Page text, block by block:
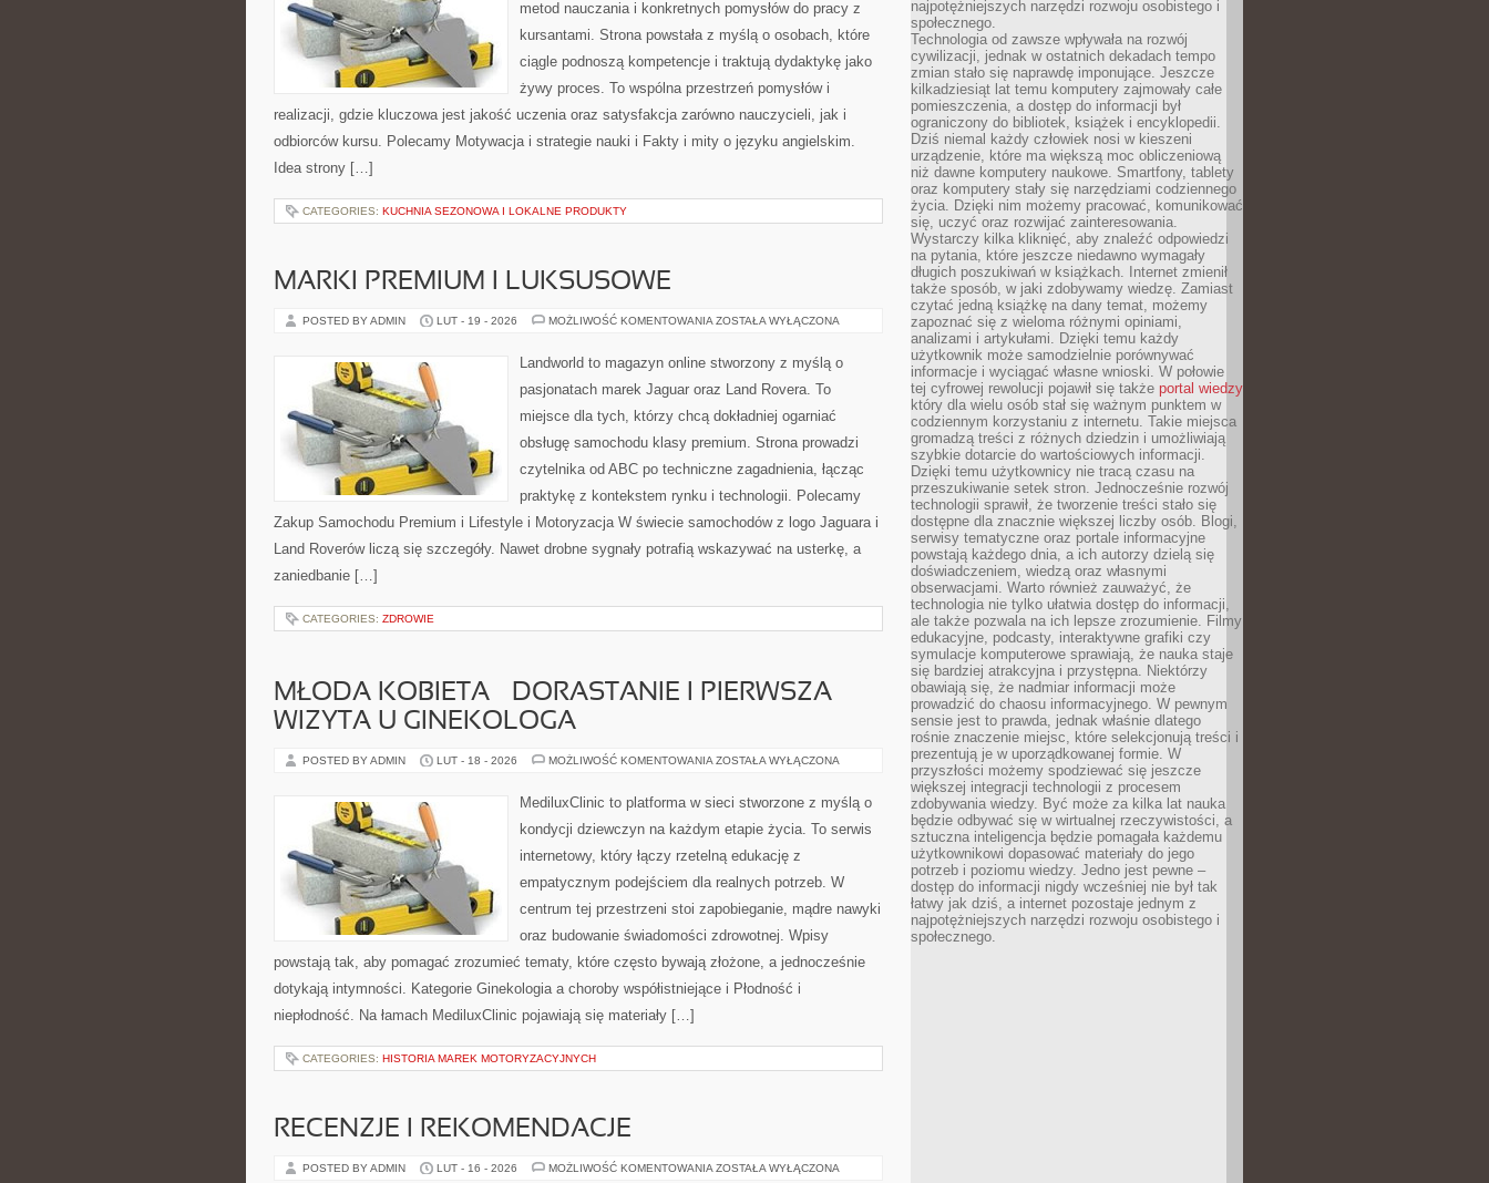
metod nauczania i konkretnych pomysłów do pracy z
kursantami. Strona powstała z myślą o osobach, które
ciągle podnoszą kompetencje i traktują dydaktykę jako
żywy proces. To wspólna przestrzeń pomysłów i
realizacji, gdzie kluczowa jest jakość uczenia oraz satysfakcja zarówno nauczycieli, jak i
odbiorców kursu. Polecamy Motywacja i strategie nauki i Fakty i mity o języku angielskim.
Idea strony […]
CATEGORIES: KUCHNIA SEZONOWA I LOKALNE PRODUKTY
MARKI PREMIUM I LUKSUSOWE
POSTED BY ADMIN LUT - 19 - 2026 MOŻLIWOŚĆ KOMENTOWANIA MARKI
LUKSUSOWE
ZOSTAŁA WYŁĄCZONA
Landworld to magazyn online stworzony z myślą o
pasjonatach marek Jaguar oraz Land Rovera. To
miejsce dla tych, którzy chcą dokładniej ogarniać
obsługę samochodu klasy premium. Strona prowadzi
czytelnika od ABC po techniczne zagadnienia, łącząc
praktykę z kontekstem rynku i technologii. Polecamy
Zakup Samochodu Premium i Lifestyle i Motoryzacja W świecie samochodów z logo Jaguara i
Land Roverów liczą się szczegóły. Nawet drobne sygnały potrafią wskazywać na usterkę, a
zaniedbanie […]
CATEGORIES: ZDROWIE
MŁODA KOBIETA – DORASTANIE I PIERWSZA
WIZYTA U GINEKOLOGA
POSTED BY ADMIN LUT - 18 - 2026 MOŻLIWOŚĆ KOMENTOWANIA MŁODA
DORASTANIE
I
WIZYTA
GINEKOLOGA
ZOSTAŁA WYŁĄCZONA
MediluxClinic to platforma w sieci stworzone z myślą o
kondycji dziewczyn na każdym etapie życia. To serwis
internetowy, który łączy rzetelną edukację z
empatycznym podejściem dla realnych potrzeb. W
centrum tej przestrzeni stoi zapobieganie, mądre nawyki
oraz budowanie świadomości zdrowotnej. Wpisy
powstają tak, aby pomagać zrozumieć tematy, które często bywają złożone, a jednocześnie
dotykają intymności. Kategorie Ginekologia a choroby współistniejące i Płodność i
niepłodność. Na łamach MediluxClinic pojawiają się materiały […]
CATEGORIES: HISTORIA MAREK MOTORYZACYJNYCH
RECENZJE I REKOMENDACJE
POSTED BY ADMIN LUT - 16 - 2026 MOŻLIWOŚĆ KOMENTOWANIA RECENZJE
ZOSTAŁA WYŁĄCZONA
najpotężniejszych narzędzi rozwoju osobistego i
społecznego.
Technologia od zawsze wpływała na rozwój
cywilizacji, jednak w ostatnich dekadach tempo
zmian stało się naprawdę imponujące. Jeszcze
kilkadziesiąt lat temu komputery zajmowały całe
pomieszczenia, a dostęp do informacji był
ograniczony do bibliotek, książek i encyklopedii.
Dziś niemal każdy człowiek nosi w kieszeni
urządzenie, które ma większą moc obliczeniową
niż dawne komputery naukowe. Smartfony, tablety
oraz komputery stały się narzędziami codziennego
życia. Dzięki nim możemy pracować, komunikować
się, uczyć oraz rozwijać zainteresowania.
Wystarczy kilka kliknięć, aby znaleźć odpowiedzi
na pytania, które jeszcze niedawno wymagały
długich poszukiwań w książkach. Internet zmienił
także sposób, w jaki zdobywamy wiedzę. Zamiast
czytać jedną książkę na dany temat, możemy
zapoznać się z wieloma różnymi opiniami,
analizami i artykułami. Dzięki temu każdy
użytkownik może samodzielnie porównywać
informacje i wyciągać własne wnioski. W połowie
tej cyfrowej rewolucji pojawił się także portal wiedzy
który dla wielu osób stał się ważnym punktem w
codziennym korzystaniu z internetu. Takie miejsca
gromadzą treści z różnych dziedzin i umożliwiają
szybkie dotarcie do wartościowych informacji.
Dzięki temu użytkownicy nie tracą czasu na
przeszukiwanie setek stron. Jednocześnie rozwój
technologii sprawił, że tworzenie treści stało się
dostępne dla znacznie większej liczby osób. Blogi,
serwisy tematyczne oraz portale informacyjne
powstają każdego dnia, a ich autorzy dzielą się
doświadczeniem, wiedzą oraz własnymi
obserwacjami. Warto również zauważyć, że
technologia nie tylko ułatwia dostęp do informacji,
ale także pozwala na ich lepsze zrozumienie. Filmy
edukacyjne, podcasty, interaktywne grafiki czy
symulacje komputerowe sprawiają, że nauka staje
się bardziej atrakcyjna i przystępna. Niektórzy
obawiają się, że nadmiar informacji może
prowadzić do chaosu informacyjnego. W pewnym
sensie jest to prawda, jednak właśnie dlatego
rośnie znaczenie miejsc, które selekcjonują treści i
prezentują je w uporządkowanej formie. W
przyszłości możemy spodziewać się jeszcze
większej integracji technologii z procesem
zdobywania wiedzy. Być może za kilka lat nauka
będzie odbywać się w wirtualnej rzeczywistości, a
sztuczna inteligencja będzie pomagała każdemu
użytkownikowi dopasować materiały do jego
potrzeb i poziomu wiedzy. Jedno jest pewne –
dostęp do informacji nigdy wcześniej nie był tak
łatwy jak dziś, a internet pozostaje jednym z
najpotężniejszych narzędzi rozwoju osobistego i
społecznego.